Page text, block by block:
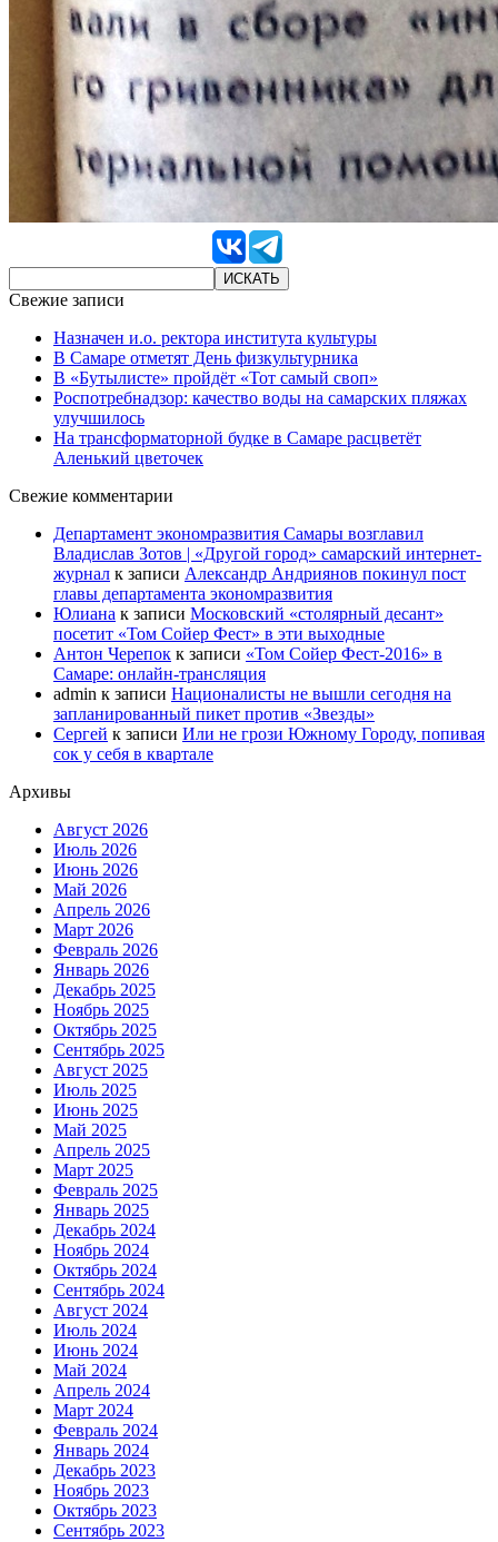
Свежие записи
Назначен и.о. ректора института культуры
В Самаре отметят День физкультурника
В «Бутылисте» пройдёт «Тот самый своп»
Роспотребнадзор: качество воды на самарских пляжах
улучшилось
На трансформаторной будке в Самаре расцветёт
Аленький цветочек
Свежие комментарии
Департамент экономразвития Самары возглавил
Владислав Зотов | «Другой город» самарский интернет-
журнал к записи Александр Андриянов покинул пост
главы департамента экономразвития
Юлиана к записи Московский «столярный десант»
посетит «Том Сойер Фест» в эти выходные
Антон Черепок к записи «Том Сойер Фест-2016» в
Самаре: онлайн-трансляция
admin к записи Националисты не вышли сегодня на
запланированный пикет против «Звезды»
Сергей к записи Или не грози Южному Городу, попивая
сок у себя в квартале
Архивы
Август 2026
Июль 2026
Июнь 2026
Май 2026
Апрель 2026
Март 2026
Февраль 2026
Январь 2026
Декабрь 2025
Ноябрь 2025
Октябрь 2025
Сентябрь 2025
Август 2025
Июль 2025
Июнь 2025
Май 2025
Апрель 2025
Март 2025
Февраль 2025
Январь 2025
Декабрь 2024
Ноябрь 2024
Октябрь 2024
Сентябрь 2024
Август 2024
Июль 2024
Июнь 2024
Май 2024
Апрель 2024
Март 2024
Февраль 2024
Январь 2024
Декабрь 2023
Ноябрь 2023
Октябрь 2023
Сентябрь 2023